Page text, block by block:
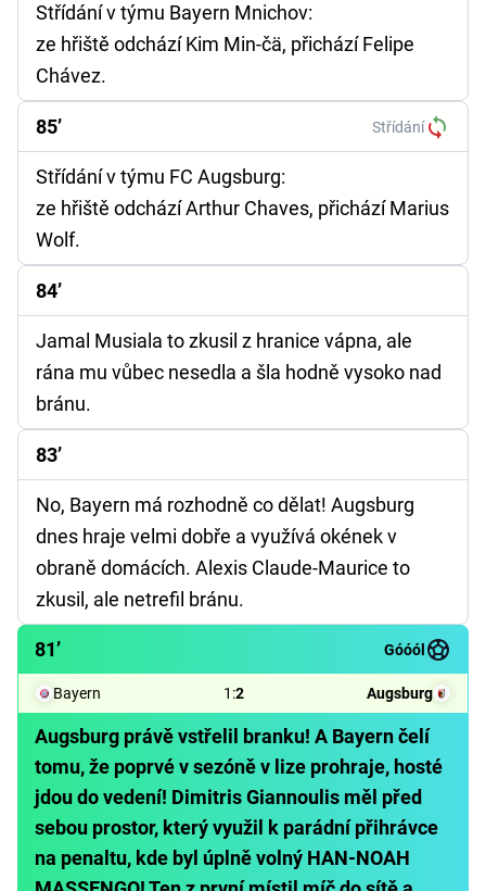
Střídání v týmu Bayern Mnichov:
ze hřiště odchází Kim Min-čä, přichází Felipe
Chávez.
85’ Střídání
Střídání v týmu FC Augsburg:
ze hřiště odchází Arthur Chaves, přichází Marius
Wolf.
84’
Jamal Musiala to zkusil z hranice vápna, ale
rána mu vůbec nesedla a šla hodně vysoko nad
bránu.
83’
No, Bayern má rozhodně co dělat! Augsburg
dnes hraje velmi dobře a využívá okének v
obraně domácích. Alexis Claude-Maurice to
zkusil, ale netrefil bránu.
81’ Góóól
Bayern 1 :2 Augsburg
Augsburg právě vstřelil branku! A Bayern čelí
tomu, že poprvé v sezóně v lize prohraje, hosté
jdou do vedení! Dimitris Giannoulis měl před
sebou prostor, který využil k parádní přihrávce
na penaltu, kde byl úplně volný HAN-NOAH